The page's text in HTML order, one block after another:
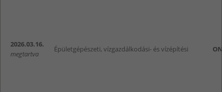
2026.03.16.
megtartva
Épületgépészeti, vízgazdálkodási- és vízépítési